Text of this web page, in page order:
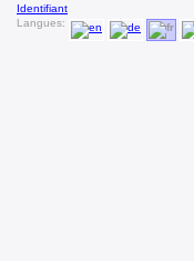
Identifiant
Langues: